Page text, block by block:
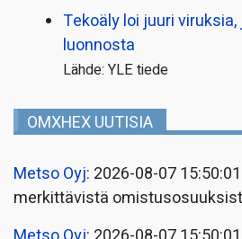
Tekoäly loi juuri
luonnosta
Lähde: YLE tiede
OMXHEX UUTISIA
Metso Oyj: 2026-08-07
merkittävistä